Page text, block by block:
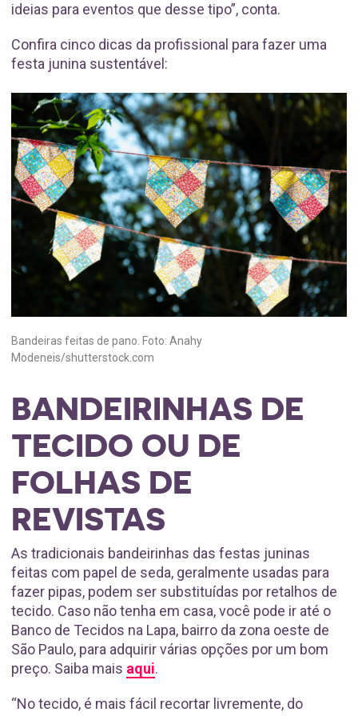
ideias para eventos que desse tipo”, conta.
Confira cinco dicas da profissional para fazer uma
festa junina sustentável:
Bandeiras feitas de pano. Foto: Anahy
Modeneis/shutterstock.com
BANDEIRINHAS DE
TECIDO OU DE
FOLHAS DE
REVISTAS
As tradicionais bandeirinhas das festas juninas
feitas com papel de seda, geralmente usadas para
fazer pipas, podem ser substituídas por retalhos de
tecido. Caso não tenha em casa, você pode ir até o
Banco de Tecidos na Lapa, bairro da zona oeste de
São Paulo, para adquirir várias opções por um bom
preço. Saiba mais aqui.
“No tecido, é mais fácil recortar livremente, do